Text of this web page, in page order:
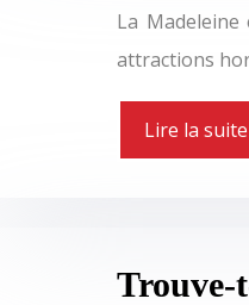
La
attractions
Lire la suite
Trouve-